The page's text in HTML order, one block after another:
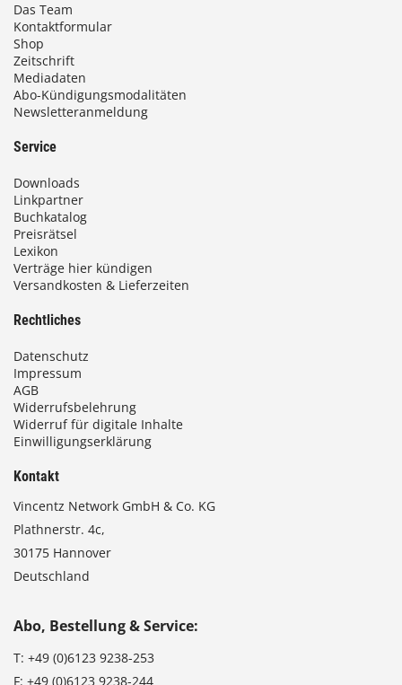
Das Team
Kontaktformular
Shop
Zeitschrift
Mediadaten
Abo-Kündigungsmodalitäten
Newsletteranmeldung
Service
Downloads
Linkpartner
Buchkatalog
Preisrätsel
Lexikon
Verträge hier kündigen
Versandkosten & Lieferzeiten
Rechtliches
Datenschutz
Impressum
AGB
Widerrufsbelehrung
Widerruf für digitale Inhalte
Einwilligungserklärung
Kontakt
Vincentz Network GmbH & Co. KG
Plathnerstr. 4c,
30175 Hannover
Deutschland
Abo, Bestellung & Service:
T: +49 (0)6123 9238-253
F: +49 (0)6123 9238-244